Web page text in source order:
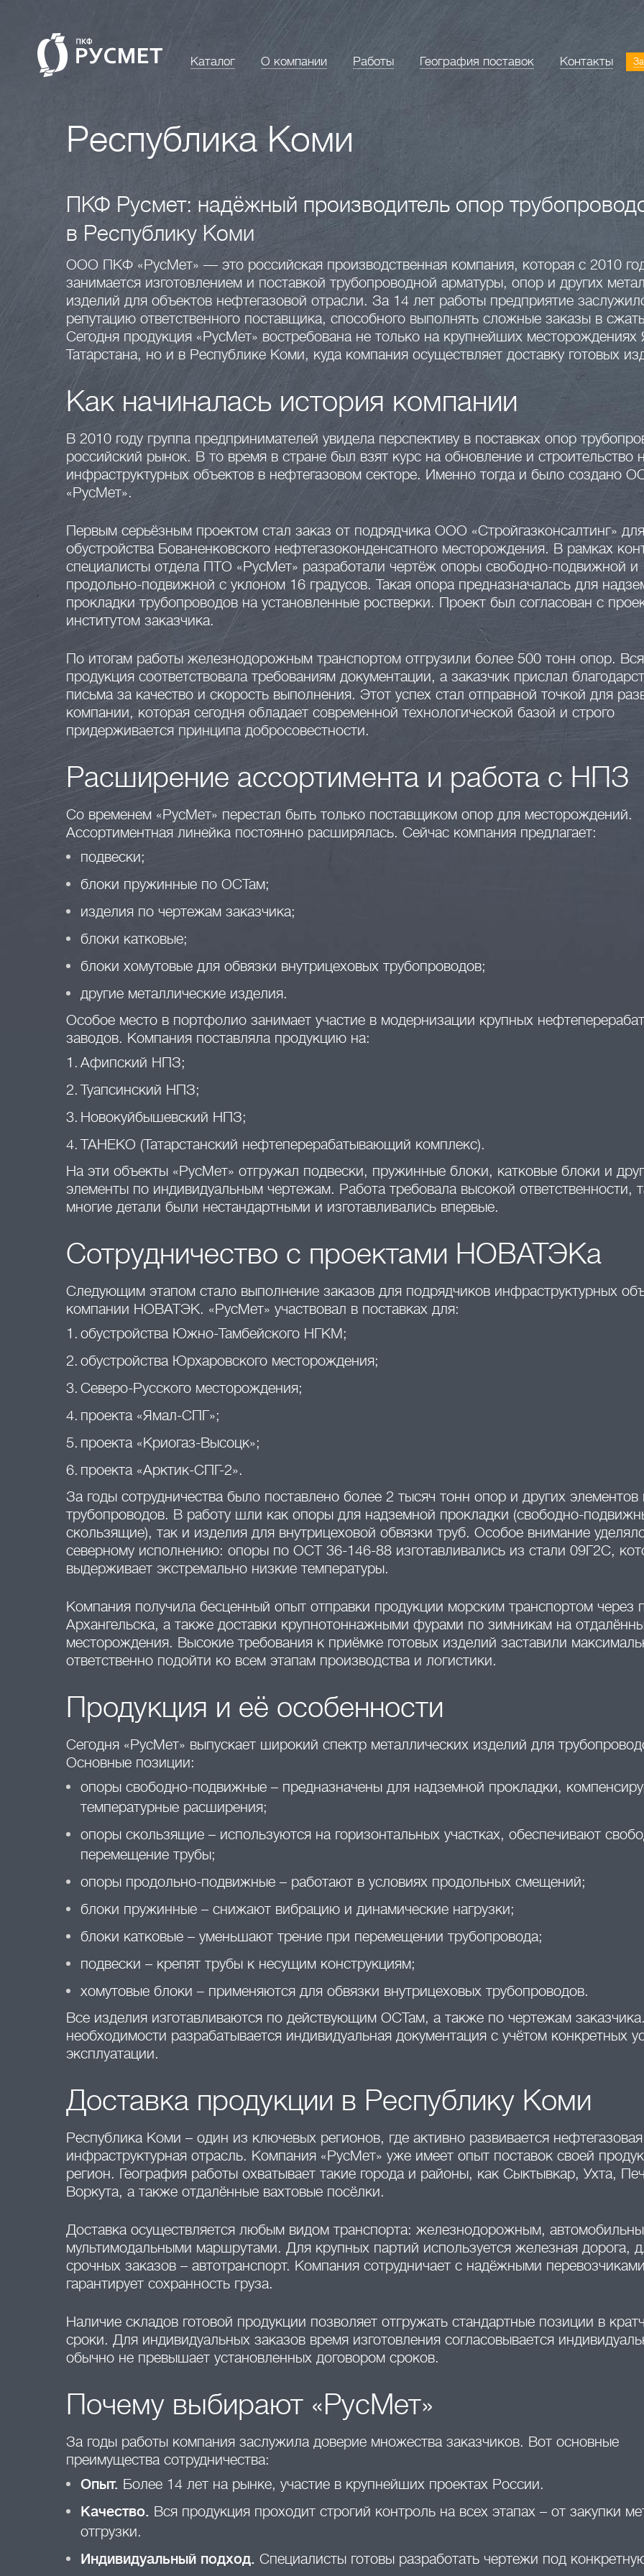
Каталог О компании Работы География поставок Контакты
Республика Коми
ПКФ Русмет: надёжный производитель опор
в Республику Коми
ООО ПКФ «РусМет» — это российская производственная компания, которая с 2010
занимается изготовлением и поставкой трубопроводной арматуры, опор и других
изделий для объектов нефтегазовой отрасли. За 14 лет работы предприятие
репутацию ответственного поставщика, способного выполнять сложные заказы в
Сегодня продукция «РусМет» востребована не только на крупнейших месторождениях
Татарстана, но и в Республике Коми, куда компания осуществляет доставку готовых
Как начиналась история компании
В 2010 году группа предпринимателей увидела перспективу в поставках опор
российский рынок. В то время в стране был взят курс на обновление и строительство
инфраструктурных объектов в нефтегазовом секторе. Именно тогда и было создано
«РусМет».
Первым серьёзным проектом стал заказ от подрядчика ООО «Стройгазконсалтинг» для
обустройства Бованенковского нефтегазоконденсатного месторождения. В рамках
специалисты отдела ПТО «РусМет» разработали чертёж опоры свободно-подвижной и
продольно-подвижной с уклоном 16 градусов. Такая опора предназначалась для
прокладки трубопроводов на установленные ростверки. Проект был согласован с
институтом заказчика.
По итогам работы железнодорожным транспортом отгрузили более 500 тонн опор. Вся
продукция соответствовала требованиям документации, а заказчик прислал
письма за качество и скорость выполнения. Этот успех стал отправной точкой для
компании, которая сегодня обладает современной технологической базой и строго
придерживается принципа добросовестности.
Расширение ассортимента и работа с НПЗ
Со временем «РусМет» перестал быть только поставщиком опор для месторождений.
Ассортиментная линейка постоянно расширялась. Сейчас компания предлагает:
подвески;
блоки пружинные по ОСТам;
изделия по чертежам заказчика;
блоки катковые;
блоки хомутовые для обвязки внутрицеховых трубопроводов;
другие металлические изделия.
Особое место в портфолио занимает участие в модернизации крупных
заводов. Компания поставляла продукцию на:
Афипский НПЗ;
Туапсинский НПЗ;
Новокуйбышевский НПЗ;
ТАНЕКО (Татарстанский нефтеперерабатывающий комплекс).
На эти объекты «РусМет» отгружал подвески, пружинные блоки, катковые блоки и
элементы по индивидуальным чертежам. Работа требовала высокой ответственности,
многие детали были нестандартными и изготавливались впервые.
Сотрудничество с проектами НОВАТЭКа
Следующим этапом стало выполнение заказов для подрядчиков инфраструктурных
компании НОВАТЭК. «РусМет» участвовал в поставках для:
обустройства Южно-Тамбейского НГКМ;
обустройства Юрхаровского месторождения;
Северо-Русского месторождения;
проекта «Ямал-СПГ»;
проекта «Криогаз-Высоцк»;
проекта «Арктик-СПГ-2».
За годы сотрудничества было поставлено более 2 тысяч тонн опор и других элементов
трубопроводов. В работу шли как опоры для надземной прокладки (свободно-
скользящие), так и изделия для внутрицеховой обвязки труб. Особое внимание
северному исполнению: опоры по ОСТ 36-146-88 изготавливались из стали 09Г2С,
выдерживает экстремально низкие температуры.
Компания получила бесценный опыт отправки продукции морским транспортом через
Архангельска, а также доставки крупнотоннажными фурами по зимникам на
месторождения. Высокие требования к приёмке готовых изделий заставили
ответственно подойти ко всем этапам производства и логистики.
Продукция и её особенности
Сегодня «РусМет» выпускает широкий спектр металлических изделий для
Основные позиции:
опоры свободно-подвижные – предназначены для надземной прокладки,
температурные расширения;
опоры скользящие – используются на горизонтальных участках, обеспечивают
перемещение трубы;
опоры продольно-подвижные – работают в условиях продольных смещений;
блоки пружинные – снижают вибрацию и динамические нагрузки;
блоки катковые – уменьшают трение при перемещении трубопровода;
подвески – крепят трубы к несущим конструкциям;
хомутовые блоки – применяются для обвязки внутрицеховых трубопроводов.
Все изделия изготавливаются по действующим ОСТам, а также по чертежам
необходимости разрабатывается индивидуальная документация с учётом конкретных
эксплуатации.
Доставка продукции в Республику Коми
Республика Коми – один из ключевых регионов, где активно развивается
инфраструктурная отрасль. Компания «РусМет» уже имеет опыт поставок своей
регион. География работы охватывает такие города и районы, как Сыктывкар, Ухта,
Воркута, а также отдалённые вахтовые посёлки.
Доставка осуществляется любым видом транспорта: железнодорожным,
мультимодальными маршрутами. Для крупных партий используется железная дорога,
срочных заказов – автотранспорт. Компания сотрудничает с надёжными
гарантирует сохранность груза.
Наличие складов готовой продукции позволяет отгружать стандартные позиции в
сроки. Для индивидуальных заказов время изготовления согласовывается
обычно не превышает установленных договором сроков.
Почему выбирают «РусМет»
За годы работы компания заслужила доверие множества заказчиков. Вот основные
преимущества сотрудничества:
Опыт. Более 14 лет на рынке, участие в крупнейших проектах России.
Качество. Вся продукция проходит строгий контроль на всех этапах – от закупки
отгрузки.
Индивидуальный подход. Специалисты готовы разработать чертежи под